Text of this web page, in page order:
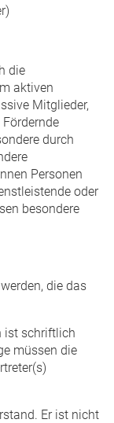
die
aktiven
Mitglieder,
durch
Personen
oder
besondere
die das
ist schriftlich
müssen die
Er ist nicht